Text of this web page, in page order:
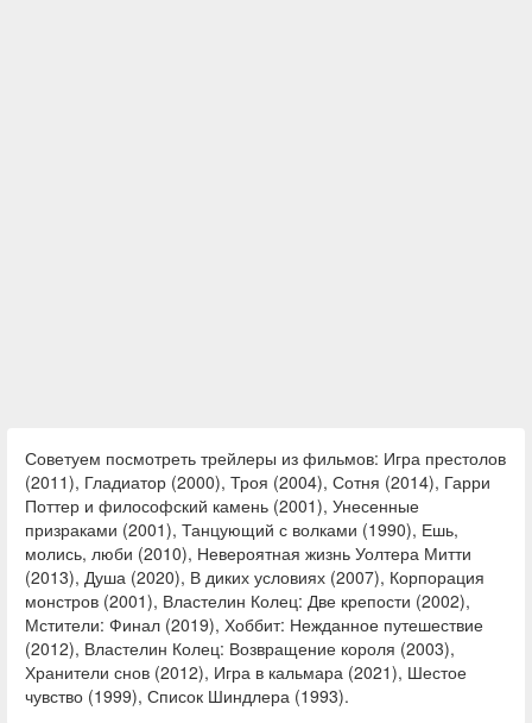
Советуем посмотреть трейлеры из фильмов: Игра престолов
(2011), Гладиатор (2000), Троя (2004), Сотня (2014), Гарри
Поттер и философский камень (2001), Унесенные
призраками (2001), Танцующий с волками (1990), Ешь,
молись, люби (2010), Невероятная жизнь Уолтера Митти
(2013), Душа (2020), В диких условиях (2007), Корпорация
монстров (2001), Властелин Колец: Две крепости (2002),
Мстители: Финал (2019), Хоббит: Нежданное путешествие
(2012), Властелин Колец: Возвращение короля (2003),
Хранители снов (2012), Игра в кальмара (2021), Шестое
чувство (1999), Список Шиндлера (1993).